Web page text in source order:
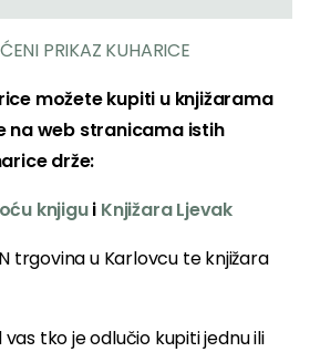
PRIKAZ KUHARICE
možete kupiti u knjižarama
na web stranicama istih
drže:
knjigui Knjižara Ljevak
trgovina u Karlovcu te knjižara
tko je odlučio kupiti jednu ili